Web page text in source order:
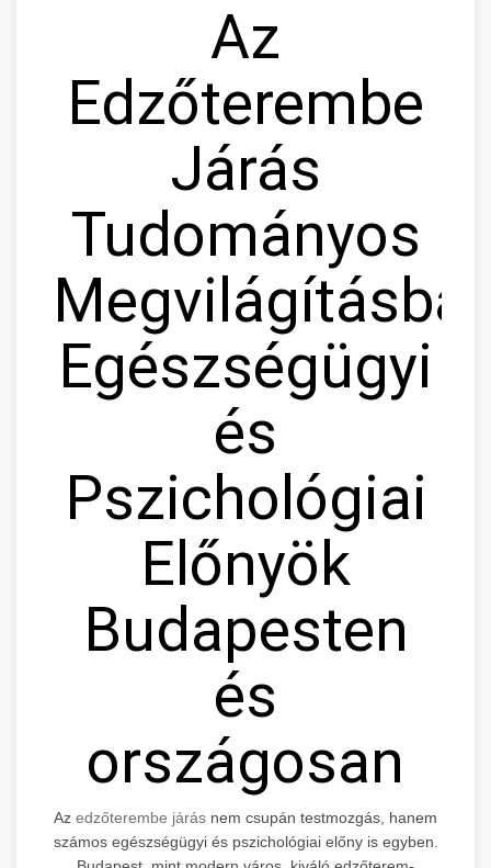
Az
Edzőterembe
Járás
Tudományos
Egészségügyi
és
Pszichológiai
Előnyök
Budapesten
és
országosan
Az edzőterembe járás nem csupán testmozgás, hanem
számos egészségügyi és pszichológiai előny is egyben.